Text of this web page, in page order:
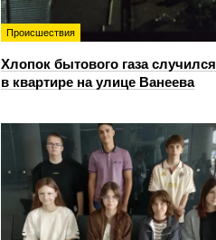
Происшествия
Хлопок бытового газа случился
в квартире на улице Ванеева